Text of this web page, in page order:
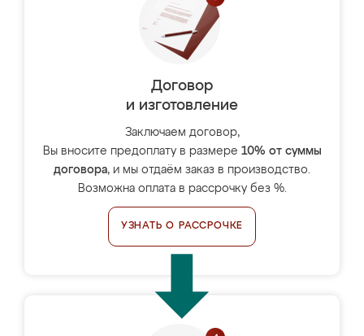
Договор
и изготовление
Заключаем договор,
Вы вносите предоплату в размере 10% от суммы
договора, и мы отдаём заказ в производство.
Возможна оплата в рассрочку без %.
УЗНАТЬ О РАССРОЧКЕ